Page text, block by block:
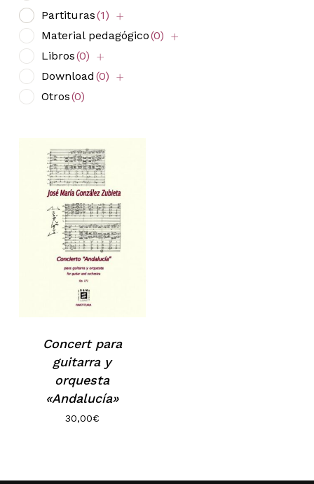
Partituras(1)
Material pedagógico(0)
Libros(0)
Download (0)
Otros(0)
Concert para
guitarra y
orquesta
«Andalucía»
30,00€